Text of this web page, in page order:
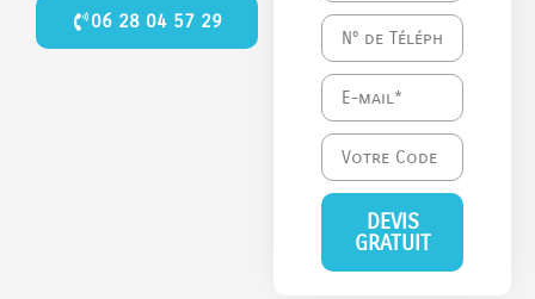
06 28 04 57 29
DEVIS
GRATUIT